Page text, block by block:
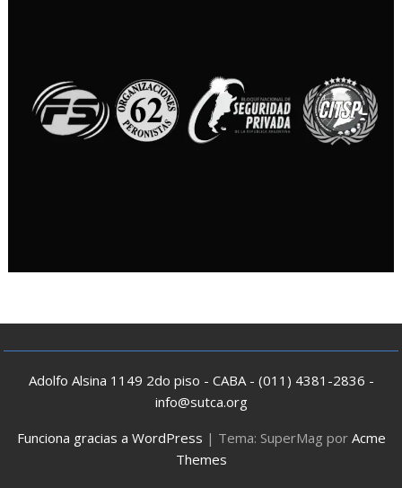
Adolfo Alsina 1149 2do piso - CABA - (011) 4381-2836 -
info@sutca.org
Funciona gracias a WordPress | Tema: SuperMag por Acme
Themes